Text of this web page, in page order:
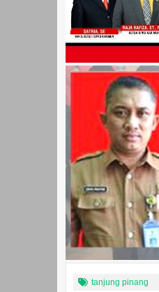
tanjung pinang